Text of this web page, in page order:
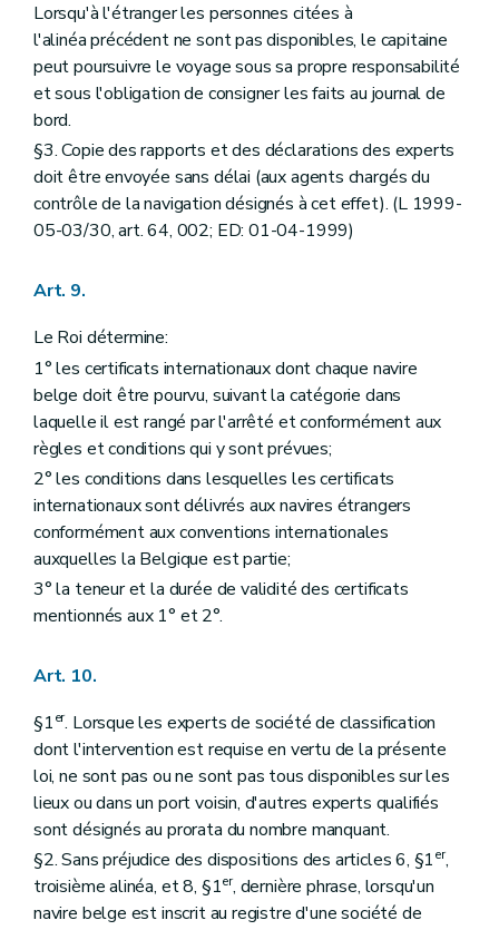
Lorsqu'à l'étranger les personnes citées à
l'alinéa précédent ne sont pas disponibles, le capitaine
peut poursuivre le voyage sous sa propre responsabilité
et sous l'obligation de consigner les faits au journal de
bord.
§3. Copie des rapports et des déclarations des experts
doit être envoyée sans délai (aux agents chargés du
contrôle de la navigation désignés à cet effet). (L 1999-
05-03/30, art. 64, 002; ED: 01-04-1999)
Art. 9.
Le Roi détermine:
1° les certificats internationaux dont chaque navire
belge doit être pourvu, suivant la catégorie dans
laquelle il est rangé par l'arrêté et conformément aux
règles et conditions qui y sont prévues;
2° les conditions dans lesquelles les certificats
internationaux sont délivrés aux navires étrangers
conformément aux conventions internationales
auxquelles la Belgique est partie;
3° la teneur et la durée de validité des certificats
mentionnés aux 1° et 2°.
Art. 10.
§1er. Lorsque les experts de société de classification
dont l'intervention est requise en vertu de la présente
loi, ne sont pas ou ne sont pas tous disponibles sur les
lieux ou dans un port voisin, d'autres experts qualifiés
sont désignés au prorata du nombre manquant.
§2. Sans préjudice des dispositions des articles 6, §1er,
troisième alinéa, et 8, §1er, dernière phrase, lorsqu'un
navire belge est inscrit au registre d'une société de